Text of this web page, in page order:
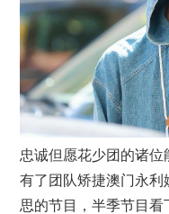
忠诚但愿花少团的诸
有了团队矫捷澳门永
思的节目，半季节目